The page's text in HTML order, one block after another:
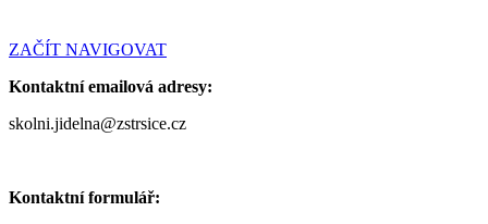
ZAČÍT NAVIGOVAT
Kontaktní emailová adresy:
skolni.jidelna@zstrsice.cz
Kontaktní formulář: